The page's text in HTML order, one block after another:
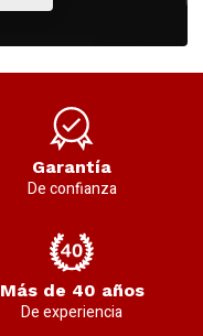
Garantía
De confianza
Más de 40 años
De experiencia